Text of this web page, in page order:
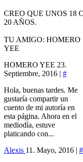
CREO QUE UNOS 18
20 AÑOS.
TU AMIGO: HOMERO
YEE
HOMERO YEE 23.
Septiembre, 2016 | #
Hola, buenas tardes. Me
gustaría compartir un
cuento de mi autoría en
esta página. Ahora en el
mediodía, estuve
platicando con...
Alexis 11. Mayo, 2016 | #